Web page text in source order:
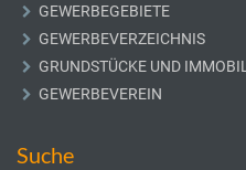
GEWERBEGEBIETE
GEWERBEVERZEICHNIS
GRUNDSTÜCKE UND
GEWERBEVEREIN
Suche